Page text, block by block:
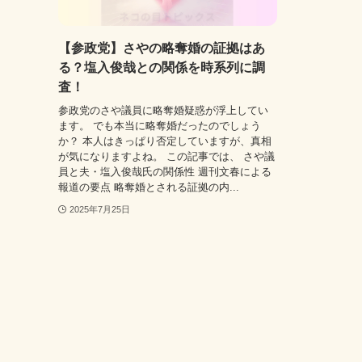
【参政党】さやの略奪婚の証拠はあ
る？塩入俊哉との関係を時系列に調
査！
参政党のさや議員に略奪婚疑惑が浮上してい
ます。 でも本当に略奪婚だったのでしょう
か？ 本人はきっぱり否定していますが、真相
が気になりますよね。 この記事では、 さや議
員と夫・塩入俊哉氏の関係性 週刊文春による
報道の要点 略奪婚とされる証拠の内...
2025年7月25日